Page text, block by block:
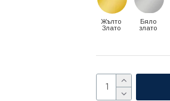
Жълто
Злато
Бяло
злато